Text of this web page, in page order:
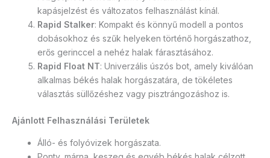
kapásjelzést és változatos felhasználást kínál.
Rapid Stalker: Kompakt és könnyű modell a pontos
dobásokhoz és szűk helyeken történő horgászathoz,
erős gerinccel a nehéz halak fárasztásához.
Rapid Float NT: Univerzális úszós bot, amely kiválóan
alkalmas békés halak horgászatára, de tökéletes
választás süllőzéshez vagy pisztrángozáshoz is.
Ajánlott Felhasználási Területek
Álló- és folyóvizek horgászata.